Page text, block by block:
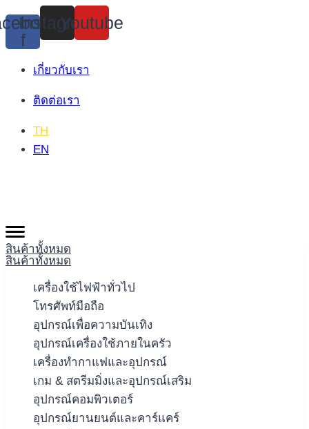
Skip
to
content
f
Instagram
Youtube
เกี่ยวกับเรา
ติดต่อเรา
TH
EN
สินค้าทั้งหมด
สินค้าทั้งหมด
เครื่องใช้ไฟฟ้าทั่วไป
โทรศัพท์มือถือ
อุปกรณ์เพื่อความบันเทิง
อุปกรณ์เครื่องใช้ภายในครัว
เครื่องทำกาแฟและอุปกรณ์
เกม & สตรีมมิ่งและอุปกรณ์เสริม
อุปกรณ์คอมพิวเตอร์
อุปกรณ์ยานยนต์และคาร์แคร์